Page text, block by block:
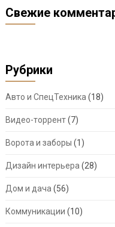
Свежие
Рубрики
Авто и СпецТехника(18)
Видео-торрент(7)
Ворота и заборы (1)
Дизайн интерьера(28)
Дом и дача(56)
Коммуникации (10)